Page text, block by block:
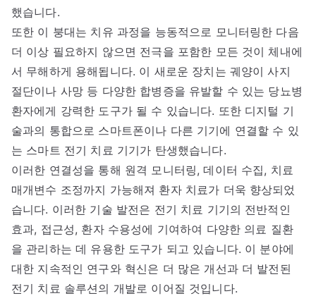
했습니다.
또한 이 붕대는 치유 과정을 능동적으로 모니터링한 다음
더 이상 필요하지 않으면 전극을 포함한 모든 것이 체내에
서 무해하게 용해됩니다. 이 새로운 장치는 궤양이 사지
절단이나 사망 등 다양한 합병증을 유발할 수 있는 당뇨병
환자에게 강력한 도구가 될 수 있습니다. 또한 디지털 기
술과의 통합으로 스마트폰이나 다른 기기에 연결할 수 있
는 스마트 전기 치료 기기가 탄생했습니다.
이러한 연결성을 통해 원격 모니터링, 데이터 수집, 치료
매개변수 조정까지 가능해져 환자 치료가 더욱 향상되었
습니다. 이러한 기술 발전은 전기 치료 기기의 전반적인
효과, 접근성, 환자 수용성에 기여하여 다양한 의료 질환
을 관리하는 데 유용한 도구가 되고 있습니다. 이 분야에
대한 지속적인 연구와 혁신은 더 많은 개선과 더 발전된
전기 치료 솔루션의 개발로 이어질 것입니다.